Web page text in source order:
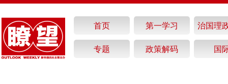
首页 第一学习
治国理
专题
政策解码 国